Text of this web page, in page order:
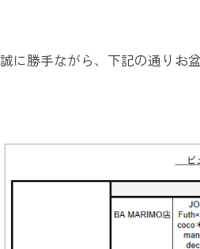
誠に勝手ながら、下記の通りお